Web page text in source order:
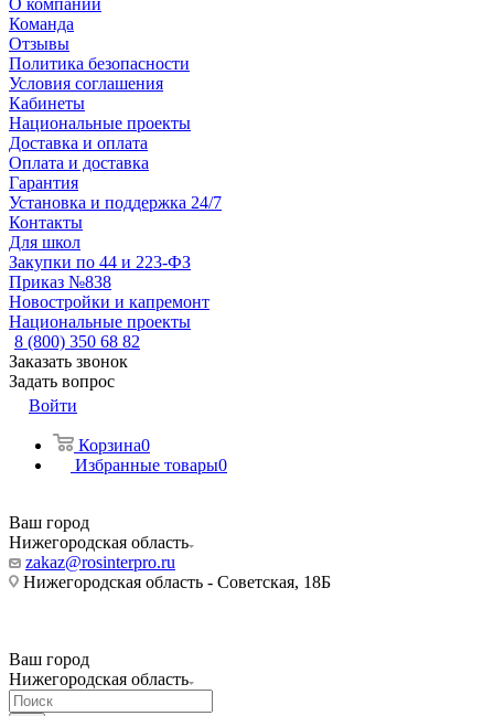
О компании
Команда
Отзывы
Политика безопасности
Условия соглашения
Кабинеты
Национальные проекты
Доставка и оплата
Оплата и доставка
Гарантия
Установка и поддержка 24/7
Контакты
Для школ
Закупки по 44 и 223-ФЗ
Приказ №838
Новостройки и капремонт
Национальные проекты
8 (800) 350 68 82
Заказать звонок
Задать вопрос
Войти
Корзина0
Избранные товары0
Ваш город
Нижегородская область
zakaz@rosinterpro.ru
Нижегородская область - Советская, 18Б
Ваш город
Нижегородская область